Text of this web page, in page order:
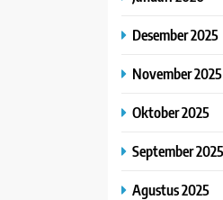
Desember 2025
November 2025
Oktober 2025
September 2025
Agustus 2025